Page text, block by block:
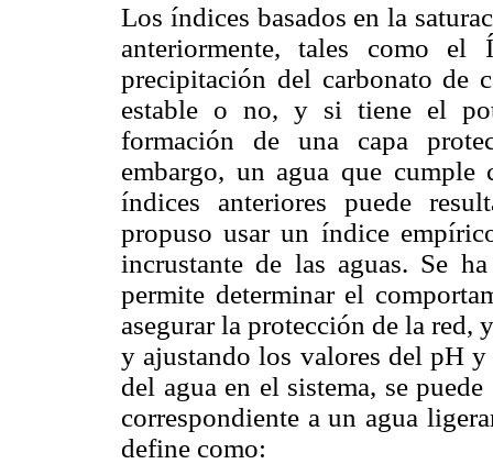
Los índices basados en la
anteriormente, tales como
precipitación del carbonato de
estable o no, y si tiene el
formación de una capa
embargo, un agua que
índices anteriores puede
propuso usar un índice
incrustante de las aguas. Se
permite determinar el
asegurar la protección de la red,
y ajustando los valores del pH
del agua en el sistema, se
correspondiente a un agua
define como: